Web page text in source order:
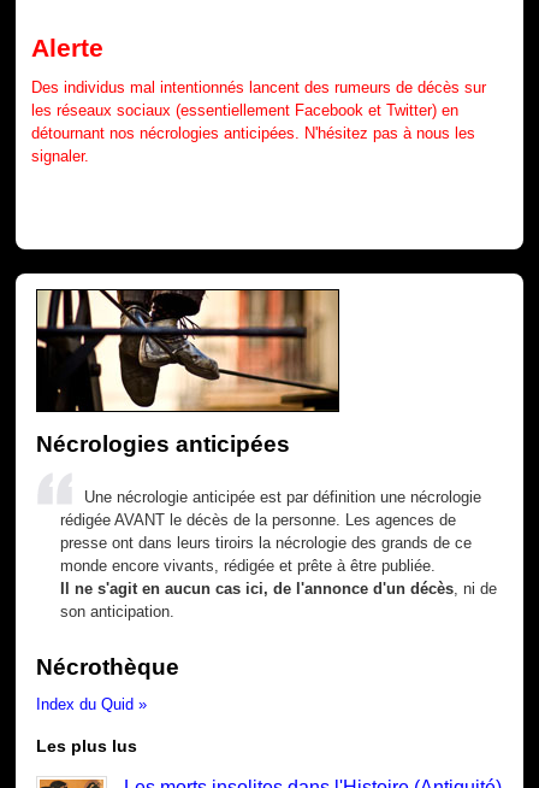
Alerte
Des individus mal intentionnés lancent des rumeurs de décès sur
les réseaux sociaux (essentiellement Facebook et Twitter) en
détournant nos nécrologies anticipées. N'hésitez pas à nous les
signaler.
Nécrologies anticipées
Une nécrologie anticipée est par définition une nécrologie
rédigée AVANT le décès de la personne. Les agences de
presse ont dans leurs tiroirs la nécrologie des grands de ce
monde encore vivants, rédigée et prête à être publiée.
Il ne s'agit en aucun cas ici, de l'annonce d'un décès , ni de
son anticipation.
Nécrothèque
Index du Quid »
Les plus lus